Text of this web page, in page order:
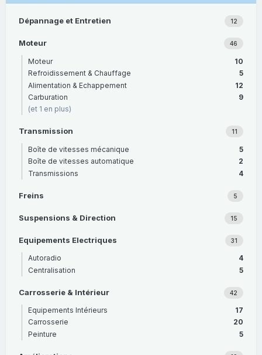
12
Dépannage et Entretien
46
Moteur
10
Moteur
5
Refroidissement & Chauffage
12
Alimentation & Echappement
9
Carburation
(et 1 en plus)
11
Transmission
5
Boîte de vitesses mécanique
2
Boîte de vitesses automatique
4
Transmissions
5
Freins
15
Suspensions & Direction
31
Equipements Electriques
4
Autoradio
5
Centralisation
42
Carrosserie & Intérieur
17
Equipements Intérieurs
20
Carrosserie
5
Peinture